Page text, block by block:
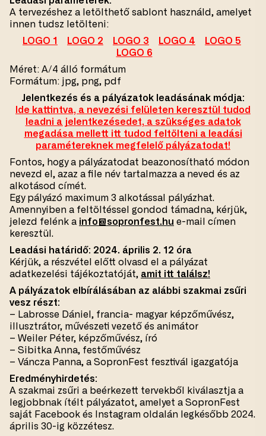
A tervezéshez a letölthető sablont használd, amelyet
innen tudsz letölteni:
LOGO 1
LOGO 2 LOGO 3 LOGO 4
LOGO 5
LOGO 6
Méret: A/4 álló formátum
Formátum: jpg, png, pdf
Jelentkezés és a pályázatok leadásának módja:
Ide kattintva, a nevezési felületen keresztül tudod
leadni a jelentkezésedet, a szükséges adatok
megadása mellett itt tudod feltölteni a leadási
paramétereknek megfelelő pályázatodat!
Fontos, hogy a pályázatodat beazonosítható módon
nevezd el, azaz a file név tartalmazza a neved és az
alkotásod címét.
Egy pályázó maximum 3 alkotással pályázhat.
Amennyiben a feltöltéssel gondod támadna, kérjük,
jelezd felénk a info@sopronfest.hu e-mail címen
keresztül.
Leadási határidő: 2024. április 2. 12 óra
Kérjük, a részvétel előtt olvasd el a pályázat
adatkezelési tájékoztatóját, amit itt találsz!
A pályázatok elbírálásában az alábbi szakmai zsűri
vesz részt:
– Labrosse Dániel, francia- magyar képzőművész,
illusztrátor, művészeti vezető és animátor
– Weiler Péter, képzőművész, író
– Sibitka Anna, festőművész
– Váncza Panna, a SopronFest fesztivál igazgatója
Eredményhirdetés:
A szakmai zsűri a beérkezett tervekből kiválasztja a
legjobbnak ítélt pályázatot, amelyet a SopronFest
saját Facebook és Instagram oldalán legkésőbb 2024.
április 30-ig közzétesz.